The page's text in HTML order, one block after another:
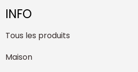
INFO
Tous les produits
Maison